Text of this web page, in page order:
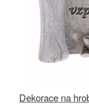
Dekorace na